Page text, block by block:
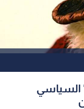
السياسي